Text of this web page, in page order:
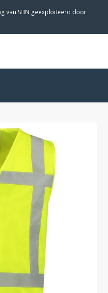
van SBN geëxploiteerd door